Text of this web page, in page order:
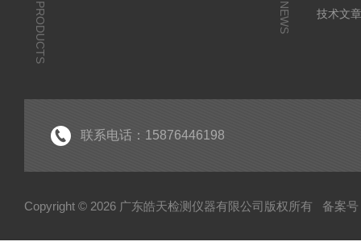
PRODUCTS NEWS
技术文
联系电话：15876446198
Copyright © 2026 广东皓天检测仪器有限公司版权所有 备案号